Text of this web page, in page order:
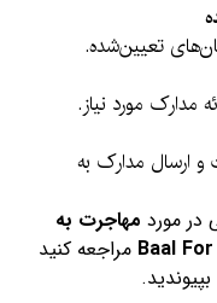
تعیین‌شده.
مدارک مورد نیاز.
ارسال مدارک به
در مورد مهاجرت به
Baal مراجعه کنید
بپیوندید.